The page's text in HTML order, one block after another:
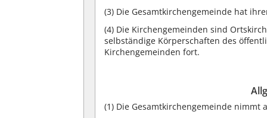
(3) Die Gesamtkirchengemeinde hat
(4) Die Kirchengemeinden sind
selbständige Körperschaften des
Kirchengemeinden fort.
(1) Die Gesamtkirchengemeinde